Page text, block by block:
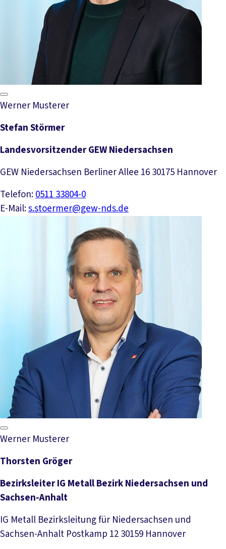
Werner Musterer
Stefan Störmer
Landesvorsitzender GEW Niedersachsen
GEW Niedersachsen Berliner Allee 16 30175 Hannover
Telefon:0511 33804-0
E-Mail:s.stoermer@gew-nds.de
Werner Musterer
Thorsten Gröger
Bezirksleiter IG Metall Bezirk Niedersachsen und
Sachsen-Anhalt
IG Metall Bezirksleitung für Niedersachsen und
Sachsen-Anhalt Postkamp 12 30159 Hannover